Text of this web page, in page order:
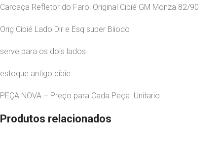
Carcaça Refletor do Farol Original Cibié GM Monza 82/90
Orig Cibié Lado Dir e Esq super Biiodo
serve para os dois lados
estoque antigo cibie
PEÇA NOVA – Preço para Cada Peça Unitario
Produtos relacionados